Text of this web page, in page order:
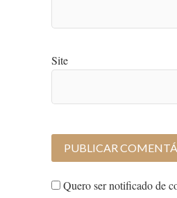
Site
Quero ser notificado de